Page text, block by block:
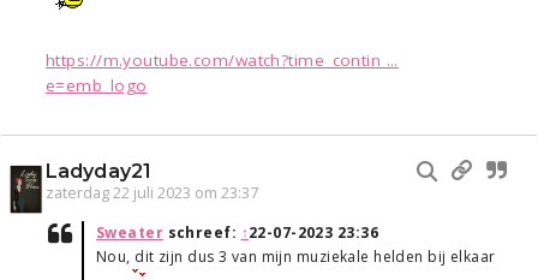
https://m.youtube.com/watch?time_contin ...
e=emb_logo
Ladyday21
zaterdag 22 juli 2023 om 23:37
Sweater schreef: ↑22-07-2023 23:36
Nou, dit zijn dus 3 van mijn muziekale helden bij elkaar